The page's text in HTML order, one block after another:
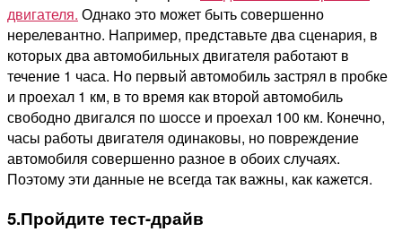
двигателя. Однако это может быть совершенно
нерелевантно. Например, представьте два сценария, в
которых два автомобильных двигателя работают в
течение 1 часа. Но первый автомобиль застрял в пробке
и проехал 1 км, в то время как второй автомобиль
свободно двигался по шоссе и проехал 100 км. Конечно,
часы работы двигателя одинаковы, но повреждение
автомобиля совершенно разное в обоих случаях.
Поэтому эти данные не всегда так важны, как кажется.
5.Пройдите тест-драйв